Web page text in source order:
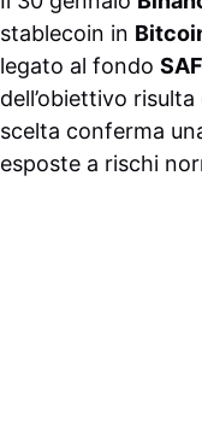
stablecoin in
legato al fondo
dell’obiettivo
scelta conferma
esposte a rischi